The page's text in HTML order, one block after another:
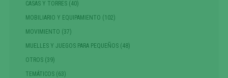
CASAS Y TORRES (40)
MOBILIARIO Y EQUIPAMIENTO (102)
MOVIMIENTO (37)
MUELLES Y JUEGOS PARA PEQUEÑOS (48)
OTROS (39)
TEMÁTICOS (63)